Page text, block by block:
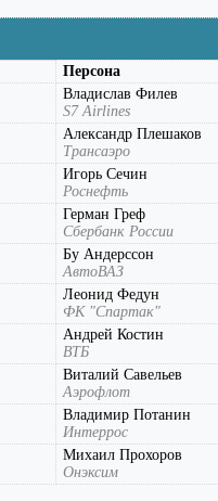
Персона
Владислав Филев
S7 Airlines
Александр Плешаков
Трансаэро
Игорь Сечин
Роснефть
Герман Греф
Сбербанк России
Бу Андерссон
АвтоВАЗ
Леонид Федун
ФК "Спартак"
Андрей Костин
ВТБ
Виталий Савельев
Аэрофлот
Владимир Потанин
Интеррос
Михаил Прохоров
Онэксим